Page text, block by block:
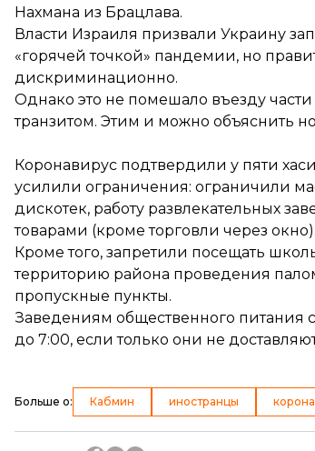
Нахмана из Брацлава.
Власти Израиля призвали Украину
«горячей точкой» пандемии, но
дискриминационно.
Однако это не помешало въезду
транзитом. Этим и можно объяснить
Коронавирус подтвердили у пяти
усилили ограничения: ограничили
дискотек, работу развлекательных
товарами (кроме торговли через окно).
Кроме того, запретили посещать
территорию района проведения
пропускные пункты.
Заведениям общественного питания
до 7:00, если только они не
Больше о: Кабмин иностранцы